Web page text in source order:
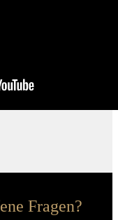
Fragen?